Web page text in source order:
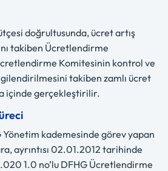
doğrultusunda, ücret artış
takiben Ücretlendirme
Komitesinin kontrol ve
takiben zamlı ücret
içinde gerçekleştirilir.
Yönetim kademesinde görev yapan
ayrıntısı 02.01.2012 tarihinde
1.0 no’lu DFHG Ücretlendirme